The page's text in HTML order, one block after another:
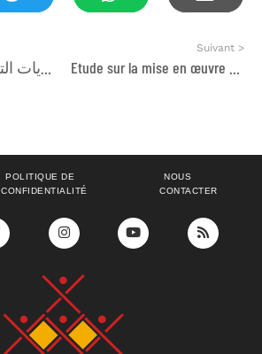
Suivant >
POLITIQUE DE
CONFIDENTIALITÉ
NOUS
CONTACTER